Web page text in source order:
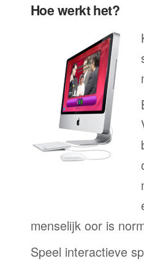
Hoe werkt het?
menselijk oor is
Speel interactieve